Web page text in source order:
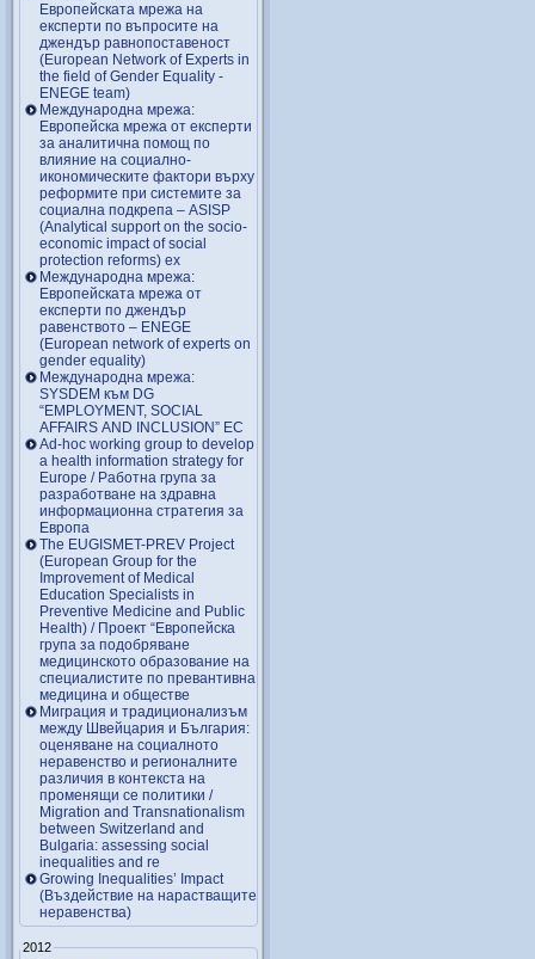
Европейската мрежа на
експерти по въпросите на
джендър равнопоставеност
(European Network of Experts in
the field of Gender Equality -
ENEGE team)
Международна мрежа:
Европейска мрежа от експерти
за аналитична помощ по
влияние на социално-
икономическите фактори върху
реформите при системите за
социална подкрепа – ASISP
(Analytical support on the socio-
economic impact of social
protection reforms) ex
Международна мрежа:
Европейската мрежа от
експерти по джендър
равенството – ENEGE
(European network of experts on
gender equality)
Международна мрежа:
SYSDEM към DG
“EMPLOYMENT, SOCIAL
AFFAIRS AND INCLUSION” EC
Ad-hoc working group to develop
a health information strategy for
Europe / Работна група за
разработване на здравна
информационна стратегия за
Европа
The EUGISMET-PREV Project
(European Group for the
Improvement of Medical
Education Specialists in
Preventive Medicine and Public
Health) / Проект “Европейска
група за подобряване
медицинското образование на
специалистите по превантивна
медицина и обществе
Миграция и традиционализъм
между Швейцария и България:
оценяване на социалното
неравенство и регионалните
различия в контекста на
променящи се политики /
Migration and Transnationalism
between Switzerland and
Bulgaria: assessing social
inequalities and re
Growing Inequalities’ Impact
(Въздействие на нарастващите
неравенства)
2012